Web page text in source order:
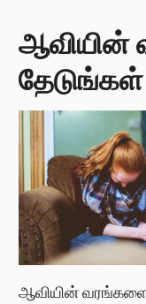
ஆவியின்
தேடுங்கள்
ஆவியின்